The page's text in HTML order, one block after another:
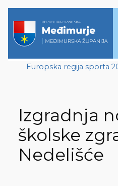
Europska regija sporta
Izgradnja
školske
Nedelišće